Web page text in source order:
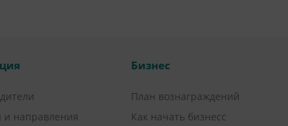
и направления
Бизнес
План вознаграждений
Как начать бизнесс